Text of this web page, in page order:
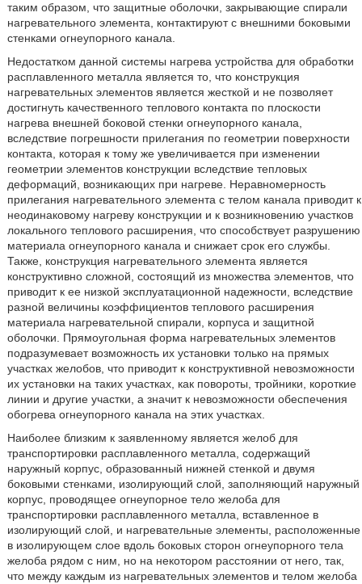
таким образом, что защитные оболочки, закрывающие спирали
нагревательного элемента, контактируют с внешними боковыми
стенками огнеупорного канала.
Недостатком данной системы нагрева устройства для обработки
расплавленного металла является то, что конструкция
нагревательных элементов является жесткой и не позволяет
достигнуть качественного теплового контакта по плоскости
нагрева внешней боковой стенки огнеупорного канала,
вследствие погрешности прилегания по геометрии поверхности
контакта, которая к тому же увеличивается при изменении
геометрии элементов конструкции вследствие тепловых
деформаций, возникающих при нагреве. Неравномерность
прилегания нагревательного элемента с телом канала приводит к
неодинаковому нагреву конструкции и к возникновению участков
локального теплового расширения, что способствует разрушению
материала огнеупорного канала и снижает срок его службы.
Также, конструкция нагревательного элемента является
конструктивно сложной, состоящий из множества элементов, что
приводит к ее низкой эксплуатационной надежности, вследствие
разной величины коэффициентов теплового расширения
материала нагревательной спирали, корпуса и защитной
оболочки. Прямоугольная форма нагревательных элементов
подразумевает возможность их установки только на прямых
участках желобов, что приводит к конструктивной невозможности
их установки на таких участках, как повороты, тройники, короткие
линии и другие участки, а значит к невозможности обеспечения
обогрева огнеупорного канала на этих участках.
Наиболее близким к заявленному является желоб для
транспортировки расплавленного металла, содержащий
наружный корпус, образованный нижней стенкой и двумя
боковыми стенками, изолирующий слой, заполняющий наружный
корпус, проводящее огнеупорное тело желоба для
транспортировки расплавленного металла, вставленное в
изолирующий слой, и нагревательные элементы, расположенные
в изолирующем слое вдоль боковых сторон огнеупорного тела
желоба рядом с ним, но на некотором расстоянии от него, так,
что между каждым из нагревательных элементов и телом желоба